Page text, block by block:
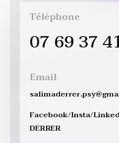
Téléphone
07 69 37
Email
Facebook/Insta/
DERRER